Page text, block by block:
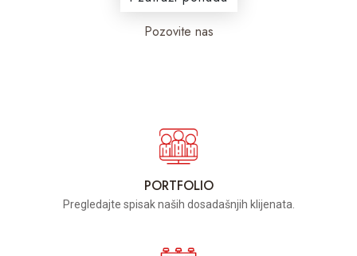
Pozovite nas
PORTFOLIO
Pregledajte spisak naših dosadašnjih klijenata.